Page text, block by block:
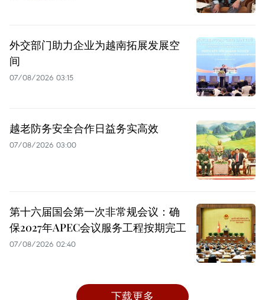
外交部门助力企业为越南拓展发展空
间
07/08/2026 03:15
越老防务安全合作日益务实高效
07/08/2026 03:00
第十六届国会第一次非常规会议：确
保2027年APEC会议服务工程按期完工
07/08/2026 02:40
下载更多